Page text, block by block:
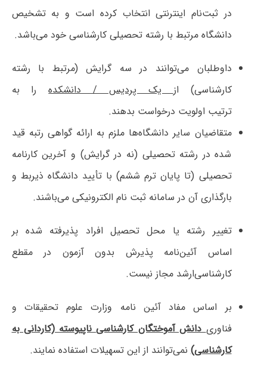
در ثبت‌نام اینترنتی انتخاب کرده است و به تشخیص
دانشگاه مرتبط با رشته تحصیلی کارشناسی خود می‌باشد.
داوطلبان می‌توانند در سه گرایش (مرتبط با رشته
کارشناسی) ازیک پردیس / دانشکدهرا به
ترتیب اولویت درخواست بدهند.
متقاضیان سایر دانشگاه‌ها ملزم به ارائه گواهی رتبه قید
شده در رشته تحصیلی (نه در گرایش) و آخرین کارنامه
تحصیلی (تا پایان ترم ششم) با تأیید دانشگاه ذیربط و
بارگذاری آن در سامانه ثبت نام الکترونیکی می‌باشند.
تغییر رشته یا محل تحصیل افراد پذیرفته شده بر
اساس آئین‌نامه پذیرش بدون آزمون در مقطع
کارشناسی‌ارشد مجاز نیست.
بر اساس مفاد آئین نامه وزارت علوم تحقیقات و
فناوریدانش آموختگان کارشناسی ناپیوسته (کاردانی به
کارشناسی)نمی‌توانند از این تسهیلات استفاده نمایند.